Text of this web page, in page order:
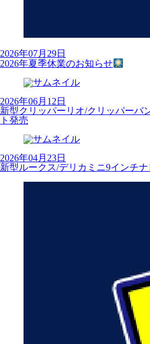
2026年07月29日
2026年夏季休業のお知らせ
2026年06月12日
新型クリッパーリオ/クリッパーバ
ト発売
2026年04月23日
新型ルークス/デリカミニ9インチナ